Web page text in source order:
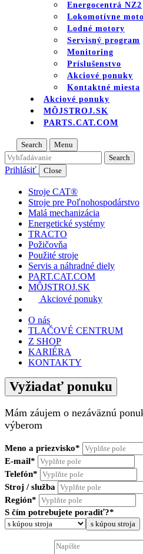
Energocentrá NZ2
Lokomotívne
Lodné motory
Servisný program
Monitoring
Príslušenstvo
Akciové ponuky
Kontaktné miesta
Akciové ponuky
MÔJSTROJ.SK
PARTS.CAT.COM
Search Menu
Prihlásiť Close
Stroje CAT®
Stroje pre Poľnohospodárstvo
Malá mechanizácia
Energetické systémy
TRACTO
Požičovňa
Použité stroje
Servis a náhradné diely
PART.CAT.COM
MÔJSTROJ.SK
Akciové ponuky
O nás
TLAČOVÉ CENTRUM
Z SHOP
KARIÉRA
KONTAKTY
Vyžiadať ponuku
Mám záujem o nezáväznú
výberom
Meno a priezvisko*
E-mail*
Telefón*
Stroj / služba
Región*
S čím potrebujete poradiť?*
s kúpou stroja